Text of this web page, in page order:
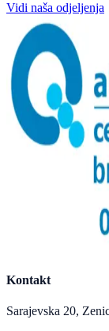
Vidi naša odjeljenja
Kontakt
Sarajevska 20,